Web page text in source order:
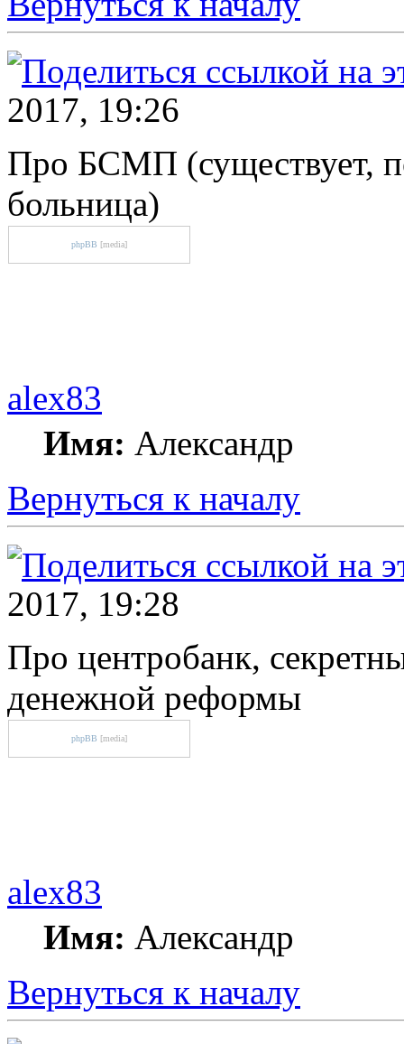
2017, 19:26
Про БСМП (существует,
больница)
phpBB [media]
alex83
Имя: Александр
Вернуться к началу
2017, 19:28
Про центробанк,
денежной реформы
phpBB [media]
alex83
Имя: Александр
Вернуться к началу